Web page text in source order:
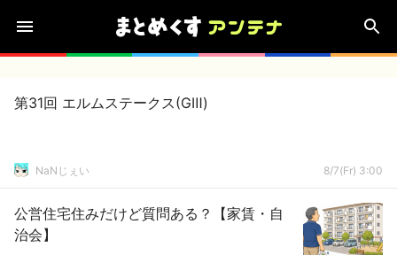
第31回 エルムステークス(GⅢ)
NaNじぇい 8/7(Fr) 3:00
公営住宅住みだけど質問ある？【家賃・自
治会】